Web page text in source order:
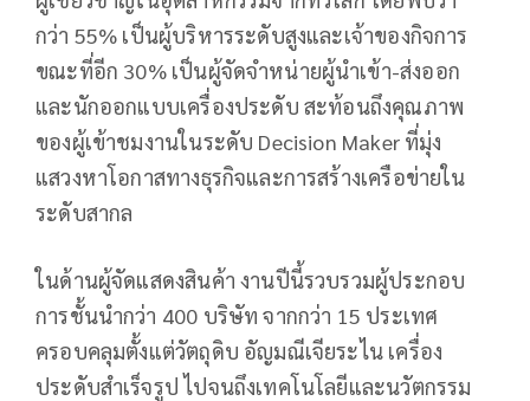
กว่า 55% เป็นผู้บริหารระดับสูงและเจ้าของกิจการ
ขณะที่อีก 30% เป็นผู้จัดจำหน่ายผู้นำเข้า-ส่งออก
และนักออกแบบเครื่องประดับ สะท้อนถึงคุณภาพ
ของผู้เข้าชมงานในระดับ Decision Maker ที่มุ่ง
แสวงหาโอกาสทางธุรกิจและการสร้างเครือข่ายใน
ระดับสากล
ในด้านผู้จัดแสดงสินค้า งานปีนี้รวบรวมผู้ประกอบ
การชั้นนำกว่า 400 บริษัท จากกว่า 15 ประเทศ
ครอบคลุมตั้งแต่วัตถุดิบ อัญมณีเจียระไน เครื่อง
ประดับสำเร็จรูป ไปจนถึงเทคโนโลยีและนวัตกรรม